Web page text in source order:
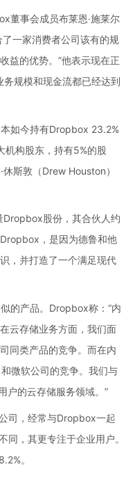
董事会成员布莱恩·施莱尔
一家消费者公司该有的规
益的优势。”他表示现在正
规模和现金流都已经达到
如今持有Dropbox 23.2%
机构股东，持有5%的股
斯敦（Drew Houston）
股份，其合伙人约
，是因为德鲁和他
，并打造了一个满足现代
的产品。Dropbox称：“内
云存储业务方面，我们面
同类产品的竞争。而在内
微软公司的竞争。我们与
户的云存储服务领域。”
司，经常与Dropbox一起
，其更专注于企业用户。
。